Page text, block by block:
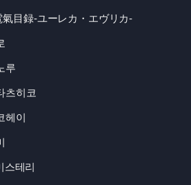
氣目録-ユーレカ・エヴリカ-
루
츠히코
헤이
스테리